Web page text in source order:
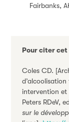
Fairbanks,
Pour citer
Coles CD.
intervention et
Peters RDeV,
sur le